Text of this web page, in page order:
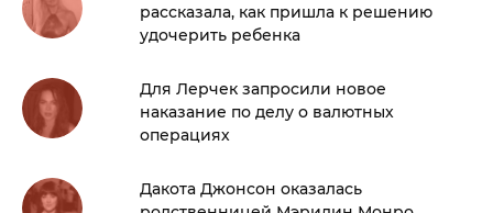
рассказала, как пришла к решению
удочерить ребенка
Для Лерчек запросили новое
наказание по делу о валютных
операциях
Дакота Джонсон оказалась